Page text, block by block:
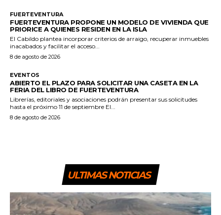
FUERTEVENTURA
FUERTEVENTURA PROPONE UN MODELO DE VIVIENDA QUE
PRIORICE A QUIENES RESIDEN EN LA ISLA
El Cabildo plantea incorporar criterios de arraigo, recuperar inmuebles
inacabados y facilitar el acceso...
8 de agosto de 2026
EVENTOS
ABIERTO EL PLAZO PARA SOLICITAR UNA CASETA EN LA
FERIA DEL LIBRO DE FUERTEVENTURA
Librerías, editoriales y asociaciones podrán presentar sus solicitudes
hasta el próximo 11 de septiembre El...
8 de agosto de 2026
ULTIMAS NOTICIAS